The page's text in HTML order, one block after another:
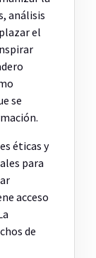
análisis
el
se
éticas y
para
acceso
de